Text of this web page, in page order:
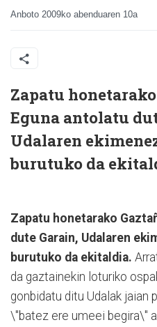
Anboto 2009ko abenduaren 10a
Zapatu
Eguna antolatu
Udalaren
burutuko da
Zapatu honetarako
dute Garain, Udalaren
burutuko da ekitaldia.
da gaztainekin loturiko
gonbidatu ditu Udalak jaian
\"batez ere umeei begira\"